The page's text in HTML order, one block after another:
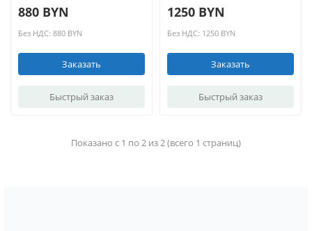
880 BYN
Без НДС: 880 BYN
Заказать
Быстрый заказ
1250 BYN
Без НДС: 1250 BYN
Заказать
Быстрый заказ
Показано с 1 по 2 из 2 (всего 1 страниц)